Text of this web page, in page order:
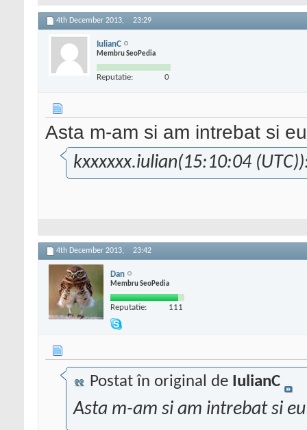
4th December 2013, 23:29
IulianC
Membru SeoPedia
Reputatie: 0
Asta m-am si am intrebat si eu
kxxxxxx.iulian(15:10:04
4th December 2013, 23:42
Dan
Membru SeoPedia
Reputatie: 111
Postat în original de IulianC
Asta m-am si am intrebat si eu